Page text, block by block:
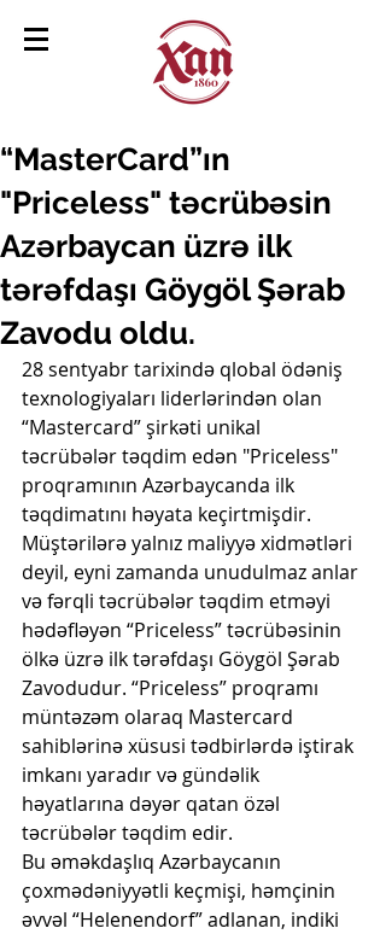
“MasterCard”ın
"Priceless" təcrübəsin
Azərbaycan üzrə ilk
tərəfdaşı Göygöl Şərab
Zavodu oldu.
28 sentyabr tarixində qlobal ödəniş
texnologiyaları liderlərindən olan
“Mastercard” şirkəti unikal
təcrübələr təqdim edən "Priceless"
proqramının Azərbaycanda ilk
təqdimatını həyata keçirtmişdir.
Müştərilərə yalnız maliyyə xidmətləri
deyil, eyni zamanda unudulmaz anlar
və fərqli təcrübələr təqdim etməyi
hədəfləyən “Priceless” təcrübəsinin
ölkə üzrə ilk tərəfdaşı Göygöl Şərab
Zavodudur. “Priceless” proqramı
müntəzəm olaraq Mastercard
sahiblərinə xüsusi tədbirlərdə iştirak
imkanı yaradır və gündəlik
həyatlarına dəyər qatan özəl
təcrübələr təqdim edir.
Bu əməkdaşlıq Azərbaycanın
çoxmədəniyyətli keçmişi, həmçinin
əvvəl “Helenendorf” adlanan, indiki